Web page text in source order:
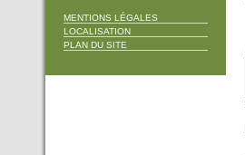
MENTIONS LÉGALES
LOCALISATION
PLAN DU SITE